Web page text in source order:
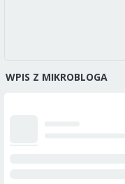
WPIS Z MIKROBLOGA